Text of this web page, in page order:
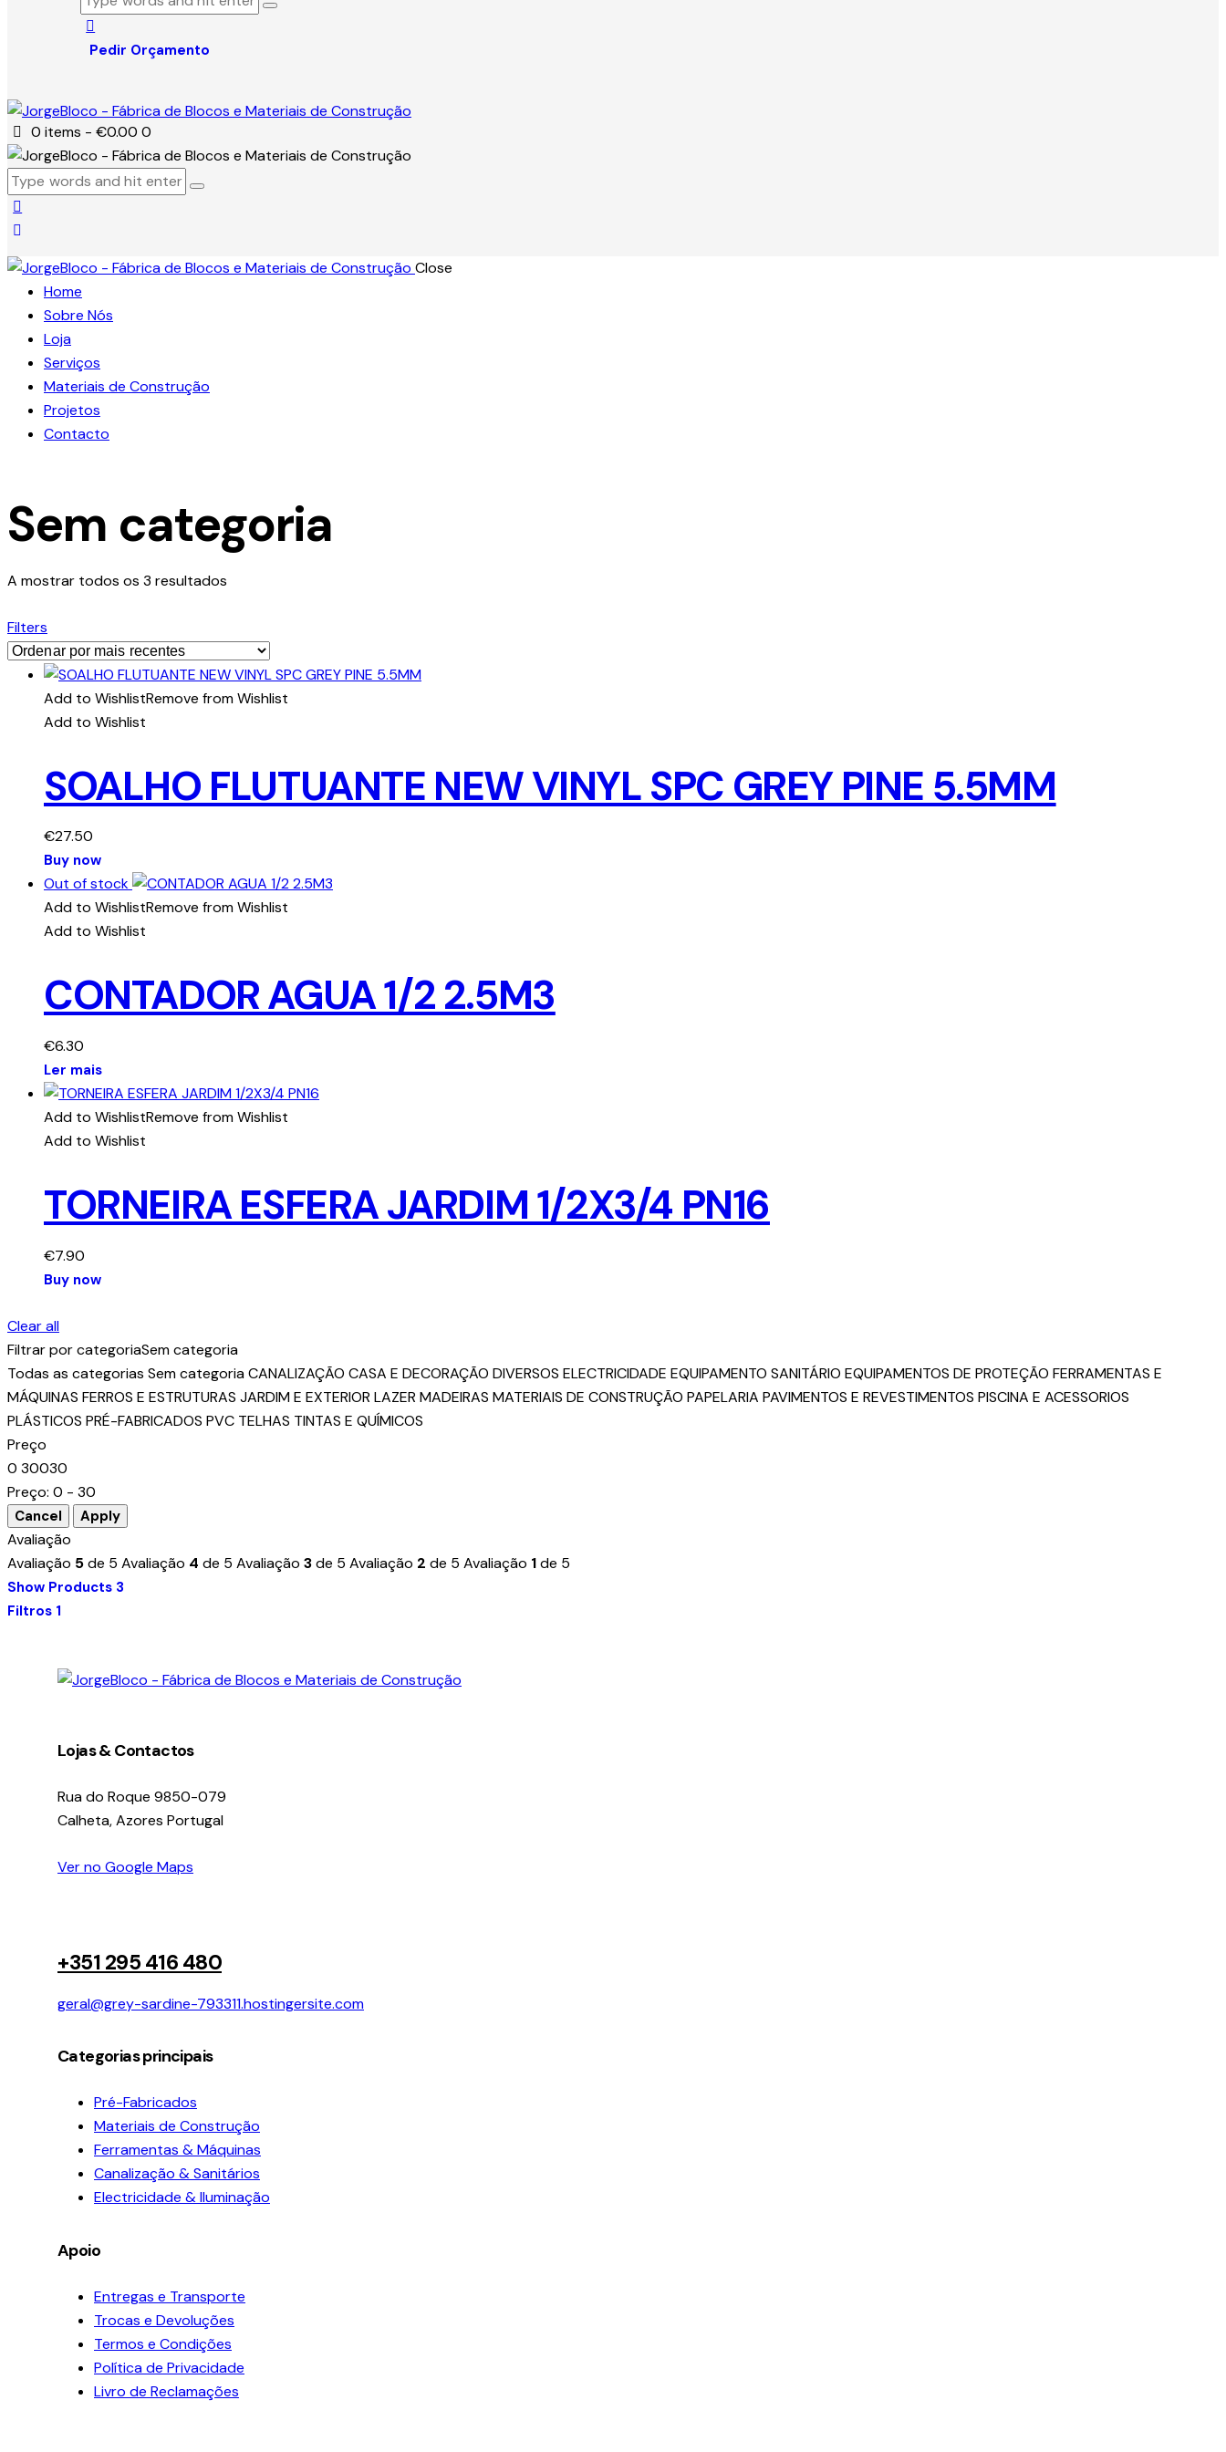
Pedir Orçamento
0 items - €0.00 0
Close
Home
Sobre Nós
Loja
Serviços
Materiais de Construção
Projetos
Contacto
Sem categoria
A mostrar todos os 3 resultados
recentes
Filters
Add to WishlistRemove from Wishlist
Add to Wishlist
SOALHO FLUTUANTE NEW VINYL SPC GREY PINE 5.5MM
€27.50
Buy now
Out of stock
Add to WishlistRemove from Wishlist
Add to Wishlist
CONTADOR AGUA 1/2 2.5M3
€6.30
Ler mais
Add to WishlistRemove from Wishlist
Add to Wishlist
TORNEIRA ESFERA JARDIM 1/2X3/4 PN16
€7.90
Buy now
Clear all
Filtrar por categoriaSem categoria
Todas as categorias Sem categoriaCANALIZAÇÃO CASA E DECORAÇÃO DIVERSOS ELECTRICIDADE EQUIPAMENTO SANITÁRIO EQUIPAMENTOS DE PROTEÇÃO FERRAMENTAS E
MÁQUINAS FERROS E ESTRUTURAS JARDIM E EXTERIOR LAZER MADEIRAS MATERIAIS DE CONSTRUÇÃO PAPELARIA PAVIMENTOS E REVESTIMENTOS PISCINA E ACESSORIOS
PLÁSTICOS PRÉ-FABRICADOS PVC TELHAS TINTAS E QUÍMICOS
Preço
0 30030
Preço: 0 - 30
Avaliação
Avaliação 5de 5 Avaliação 4 de 5 Avaliação 3de 5 Avaliação 2 de 5 Avaliação 1de 5
Show Products 3
Filtros 1
1Lojas & Contactos
Rua do Roque 9850-079
Calheta, Azores Portugal
Ver no Google Maps
+351 295 416 480
geral@grey-sardine-793311.hostingersite.com
Categorias principais
Pré-Fabricados
Materiais de Construção
Ferramentas & Máquinas
Canalização & Sanitários
Electricidade & Iluminação
Apoio
Entregas e Transporte
Trocas e Devoluções
Termos e Condições
Política de Privacidade
Livro de Reclamações